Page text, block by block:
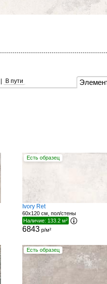
В пути
Есть образец
Ivory Ret
60x120 см, пол/стены
Наличие: 133.2 м²
6843р/м²
Есть образец